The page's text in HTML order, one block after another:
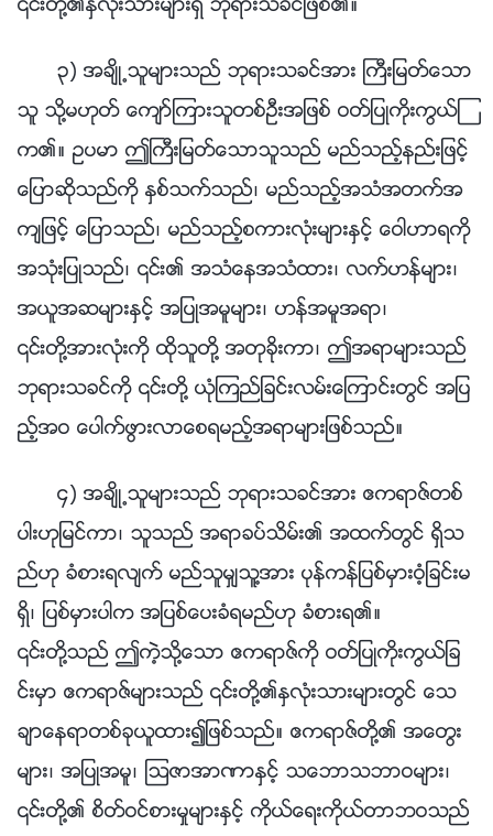
၎တို႔၏ႏွလုံးသားမ်ားရွိ ဘုရားသခင္ျဖစ္၏။
၃) အခ်ိဳ႕သူမ်ားသည္ ဘုရားသခင္အား ႀကီးျမတ္ေသာ
သူ သို႔မဟုတ္ ေက်ာ္ၾကားသူတစ္ဦးအျဖစ္ ဝတ္ျပဳကိုးကြယ္ၾ
က၏။ ဥပမာ ဤႀကီးျမတ္ေသာသူသည္ မည္သည့္နည္းျဖင့္
ေျပာဆိုသည္ကို ႏွစ္သက္သည္၊ မည္သည့္အသံအတက္အ
က်ျဖင့္ ေျပာသည္၊ မည္သည့္စကားလုံးမ်ားႏွင့္ ေဝါဟာရကို
အသုံးျပဳသည္၊ ၎၏ အသံေနအသံထား၊ လက္ဟန္မ်ား၊
အယူအဆမ်ားႏွင့္ အျပဳအမူမ်ား၊ ဟန္အမူအရာ၊
၎တို႔အားလုံးကို ထိုသူတို႔ အတုခိုးကာ၊ ဤအရာမ်ားသည္
ဘုရားသခင္ကို ၎တို႔ ယုံၾကည္ျခင္းလမ္းေၾကာင္းတြင္ အျပ
ည့္အဝ ေပါက္ဖြားလာေစရမည့္အရာမ်ားျဖစ္သည္။
၄) အခ်ိဳ႕သူမ်ားသည္ ဘုရားသခင္အား ဧကရာဇ္တစ္
ပါးဟုျမင္ကာ၊ သူသည္ အရာခပ္သိမ္း၏ အထက္တြင္ ရွိသ
ည္ဟု ခံစားရလ်က္ မည္သူမွ်သူ႔အား ပုန္ကန္ျပစ္မွားဝံ့ျခင္းမ
ရွိ၊ ျပစ္မွားပါက အျပစ္ေပးခံရမည္ဟု ခံစားရ၏။
၎တို႔သည္ ဤကဲ့သို႔ေသာ ဧကရာဇ္ကို ဝတ္ျပဳကိုးကြယ္ျခ
င္းမွာ ဧကရာဇ္မ်ားသည္ ၎တို႔၏ႏွလုံးသားမ်ားတြင္ ေသ
ခ်ာေနရာတစ္ခုယူထား၍ျဖစ္သည္။ ဧကရာဇ္တို႔၏ အေတြး
မ်ား၊ အျပဳအမူ၊ ၾသဇာအာဏာႏွင့္ သေဘာသဘာဝမ်ား၊
၎တို႔၏ စိတ္ဝင္စားမႈမ်ားႏွင့္ ကိုယ္ေရးကိုယ္တာဘဝသည္